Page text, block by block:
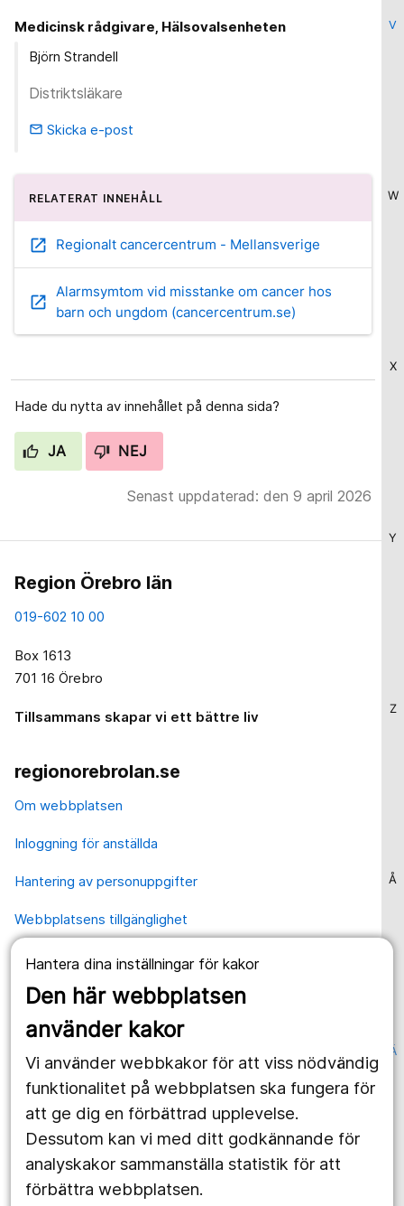
Hantera dina inställningar för kakor
Den här webbplatsen
använder kakor
Vi använder webbkakor för att viss nödvändig
funktionalitet på webbplatsen ska fungera för
att ge dig en förbättrad upplevelse.
Dessutom kan vi med ditt godkännande för
analyskakor sammanställa statistik för att
förbättra webbplatsen.
V
W
X
Y
Z
Å
Ä
Medicinsk rådgivare, Hälsovalsenheten
Björn Strandell
Distriktsläkare
email Skicka e-post
RELATERAT INNEHÅLL
open_in_new Regionalt cancercentrum - Mellansverige
open_in_new
Alarmsymtom vid misstanke om cancer hos
barn och ungdom (cancercentrum.se)
Hade du nytta av innehållet på denna sida?
JA NEJ
Senast uppdaterad: den 9 april 2026
Region Örebro län
019-602 10 00
Box 1613
701 16 Örebro
Tillsammans skapar vi ett bättre liv
regionorebrolan.se
Om webbplatsen
Inloggning för anställda
Hantering av personuppgifter
Webbplatsens tillgänglighet
Våra webbplatser
1177.se
Region Örebro län
Följ oss
Facebook